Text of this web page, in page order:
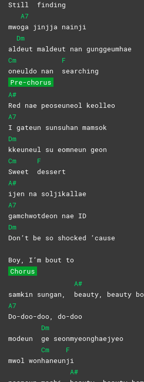
Still finding
mwo
A7
ga jinjja nainji
al
Dm
deut maldeut nan gunggeumhae
Cm
oneuldo nan
F
searching
Pre-chorus
A#
Red nae peoseuneol keolleo
A7
I gateun sunsuhan mamsok
Dm
kkeuneul su eomneun geon
Cm
Sweet
F
dessert
A#
ijen na soljikallae
A7
gamchwotdeon nae ID
Dm
Don’t be so shocked ’cause
Boy, I’m bout to
Chorus
samkin sungan,
A#
beauty, beauty
A7
Do-doo-doo, do-doo
modeun
Dm
ge seonmyeonghaejyeo
mwol won
Cm
haneun
F
ji
A#